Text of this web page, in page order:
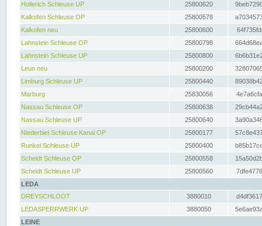
Hollerich Schleuse UP
25800620
Kalkofen Schleuse OP
25800578
Kalkofen neu
25800600
Lahnstein Schleuse OP
25800798
Lahnstein Schleuse UP
25800800
Leun neu
25800200
Limburg Schleuse UP
25800440
Marburg
25830056
Nassau Schleuse OP
25800638
Nassau Schleuse UP
25800640
Niederbiel Schleuse Kanal OP
25800177
Runkel Schleuse UP
25800400
Scheidt Schleuse OP
25800558
Scheidt Schleuse UP
25800560
LEDA
DREYSCHLOOT
3880010
LEDASPERRWERK UP
3880050
LEINE